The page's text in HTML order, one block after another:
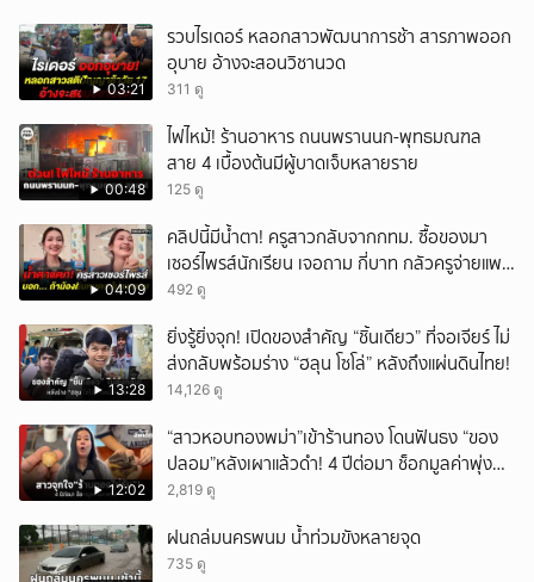
03:21
รวบไรเดอร์ หลอกสาวพัฒนาการช้า สารภาพออก
อุบาย อ้างจะสอนวิชานวด
311 ดู
00:48
ไฟไหม้! ร้านอาหาร ถนนพรานนก-พุทธมณฑล
สาย 4 เบื้องต้นมีผู้บาดเจ็บหลายราย
125 ดู
04:09
คลิปนี้มีน้ำตา! ครูสาวกลับจากกทม. ซื้อของมา
เซอร์ไพรส์นักเรียน เจอถาม กี่บาท กลัวครูจ่ายแพง
w
492 ดู
13:28
ยิ่งรู้ยิ่งจุก! เปิดของสำคัญ “ชิ้นเดียว” ที่จอเจียร์ ไม่
ส่งกลับพร้อมร่าง “ฮลุน โซโล่” หลังถึงแผ่นดินไทย!
14,126 ดู
12:02
“สาวหอบทองพม่า”เข้าร้านทอง โดนฟันธง “ของ
ปลอม”หลังเผาแล้วดำ! 4 ปีต่อมา ช็อกมูลค่าพุ่ง
มหาศาล!
2,819 ดู
ฝนถล่มนครพนม น้ำท่วมขังหลายจุด
735 ดู